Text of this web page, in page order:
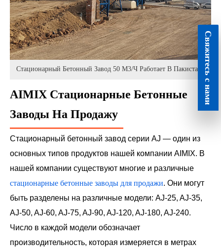
Стационарный Бетонный Завод 50 М3/ч Работает В Пакистане
AIMIX Стационарные Бетонные
Заводы На Продажу
Стационарный бетонный завод серии AJ — один из
основных типов продуктов нашей компании AIMIX. В
нашей компании существуют многие и различные
стационарные бетонные заводы для продажи. Они могут
быть разделены на различные модели: AJ-25, AJ-35,
AJ-50, AJ-60, AJ-75, AJ-90, AJ-120, AJ-180, AJ-240.
Число в каждой модели обозначает
производительность, которая измеряется в метрах
Свяжитесь с нами